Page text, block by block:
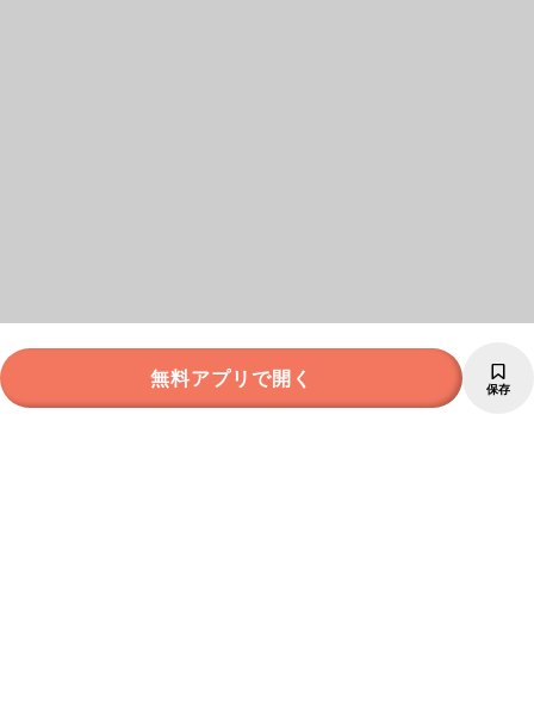
無料アプリで開く 保存